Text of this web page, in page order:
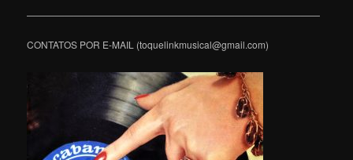
———————————————————————————————
CONTATOS POR E-MAIL (toquelinkmusical@gmail.com)